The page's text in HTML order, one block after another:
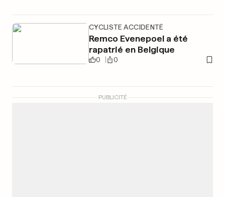
CYCLISTE ACCIDENTÉ
Remco Evenepoel a été
rapatrié en Belgique
0 0
PUBLICITÉ